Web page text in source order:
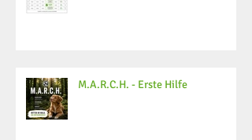
M.A.R.C.H. - Erste Hilfe